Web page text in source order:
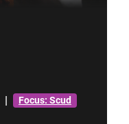
| Focus: Scud